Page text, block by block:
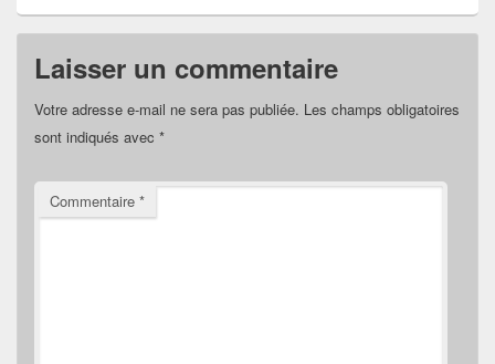
Laisser un commentaire
Votre adresse e-mail ne sera pas publiée. Les champs obligatoires
sont indiqués avec *
Commentaire *